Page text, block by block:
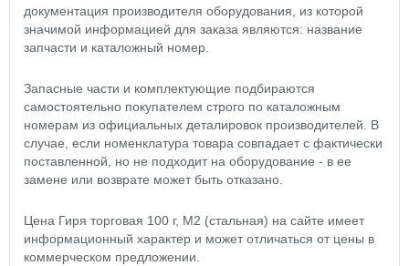
документация производителя оборудования, из которой
значимой информацией для заказа являются: название
запчасти и каталожный номер.
Запасные части и комплектующие подбираются
самостоятельно покупателем строго по каталожным
номерам из официальных деталировок производителей. В
случае, если номенклатура товара совпадает с фактически
поставленной, но не подходит на оборудование - в ее
замене или возврате может быть отказано.
Цена Гиря торговая 100 г, М2 (стальная) на сайте имеет
информационный характер и может отличаться от цены в
коммерческом предложении.